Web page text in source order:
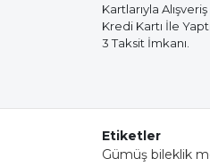
Kartlarıyla
Kredi Kartı İle
3 Taksit İmkanı.
Etiketler
Gümüş bileklik